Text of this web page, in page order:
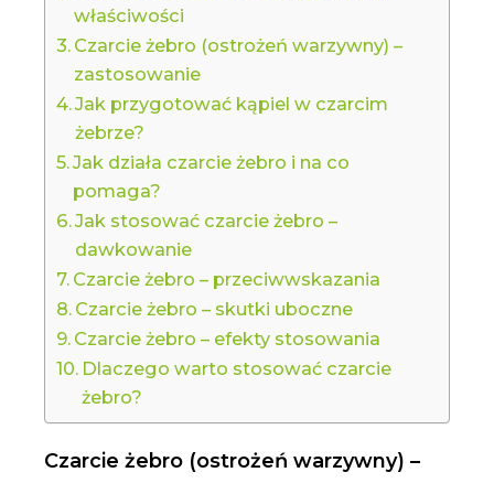
właściwości
Czarcie żebro (ostrożeń warzywny) –
zastosowanie
Jak przygotować kąpiel w czarcim
żebrze?
Jak działa czarcie żebro i na co
pomaga?
Jak stosować czarcie żebro –
dawkowanie
Czarcie żebro – przeciwwskazania
Czarcie żebro – skutki uboczne
Czarcie żebro – efekty stosowania
Dlaczego warto stosować czarcie
żebro?
Czarcie żebro (ostrożeń warzywny) –